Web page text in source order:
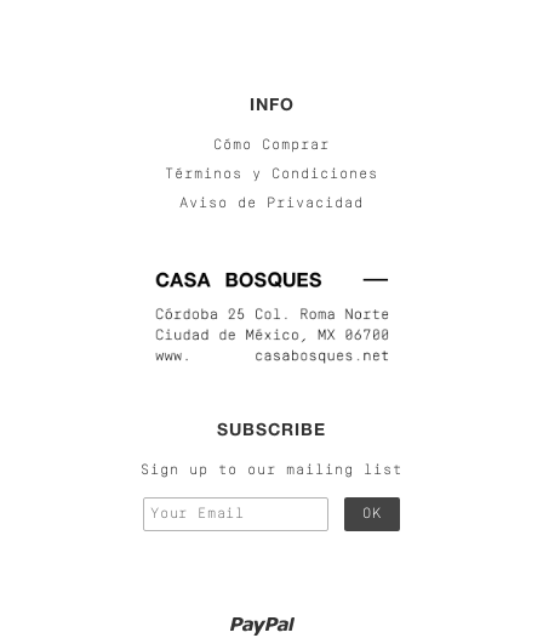
INFO
Cómo Comprar
Términos y Condiciones
Aviso de Privacidad
SUBSCRIBE
Sign up to our mailing list